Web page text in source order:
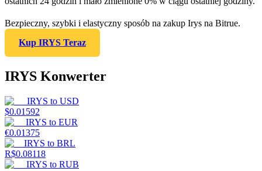
Bezpieczny, szybki i elastyczny sposób na zakup Irys na Bitrue.
Kup IRYS Teraz
IRYS Konwerter
IRYS to USD
$0.01592
IRYS to EUR
€0.01375
IRYS to BRL
R$0.08118
IRYS to RUB